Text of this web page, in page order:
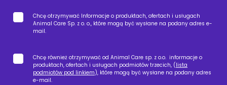
Chcę otrzymywać Informacje o produktach, ofertach i usługach
Animal Care Sp. z o. o., które mogą być wysłane na podany adres e-
mail.
Chcę również otrzymywać od Animal Care sp. z o.o. informacje o
produktach, ofertach i usługach podmiotów trzecich, (lista
podmiotów pod linkiem), które mogą być wysłane na podany adres
e-mail.